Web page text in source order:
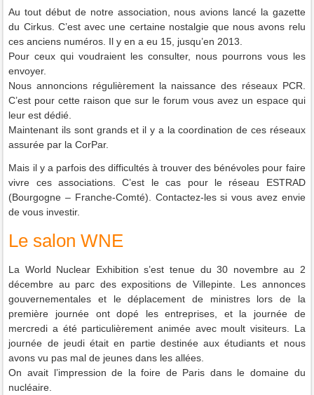
Au tout début de notre association, nous avions lancé la gazette
du Cirkus. C’est avec une certaine nostalgie que nous avons relu
ces anciens numéros. Il y en a eu 15, jusqu’en 2013.
Pour ceux qui voudraient les consulter, nous pourrons vous les
envoyer.
Nous annoncions régulièrement la naissance des réseaux PCR.
C’est pour cette raison que sur le forum vous avez un espace qui
leur est dédié.
Maintenant ils sont grands et il y a la coordination de ces réseaux
assurée par la CorPar.
Mais il y a parfois des difficultés à trouver des bénévoles pour faire
vivre ces associations. C’est le cas pour le réseau ESTRAD
(Bourgogne – Franche-Comté). Contactez-les si vous avez envie
de vous investir.
Le salon WNE
La World Nuclear Exhibition s’est tenue du 30 novembre au 2
décembre au parc des expositions de Villepinte. Les annonces
gouvernementales et le déplacement de ministres lors de la
première journée ont dopé les entreprises, et la journée de
mercredi a été particulièrement animée avec moult visiteurs. La
journée de jeudi était en partie destinée aux étudiants et nous
avons vu pas mal de jeunes dans les allées.
On avait l’impression de la foire de Paris dans le domaine du
nucléaire.